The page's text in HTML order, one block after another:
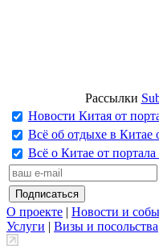
Рассылки
Новости Китая от
Всё об отдыхе в Китае
Всё о Китае от
О проекте | Новости и
Услуги | Визы и посольства